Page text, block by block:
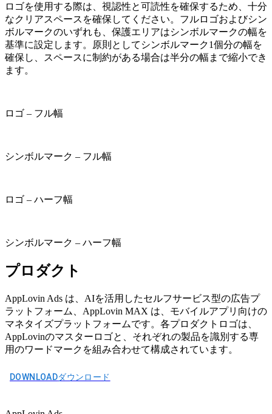
ロゴを使用する際は、視認性と可読性を確保するため、十分
なクリアスペースを確保してください。フルロゴおよびシン
ボルマークのいずれも、保護エリアはシンボルマークの幅を
基準に設定します。原則としてシンボルマーク1個分の幅を
確保し、スペースに制約がある場合は半分の幅まで縮小でき
ます。
ロゴ – フル幅
シンボルマーク – フル幅
ロゴ – ハーフ幅
シンボルマーク – ハーフ幅
プロダクト
AppLovin Ads は、AIを活用したセルフサービス型の広告プ
ラットフォーム、AppLovin MAX は、モバイルアプリ向けの
マネタイズプラットフォームです。各プロダクトロゴは、
AppLovinのマスターロゴと、それぞれの製品を識別する専
用のワードマークを組み合わせて構成されています。
DOWNLOADダウンロード